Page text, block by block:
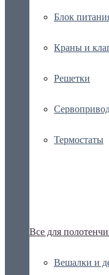
Блок
Краны и
Решетки
Термостаты
Все для
Вешалки и